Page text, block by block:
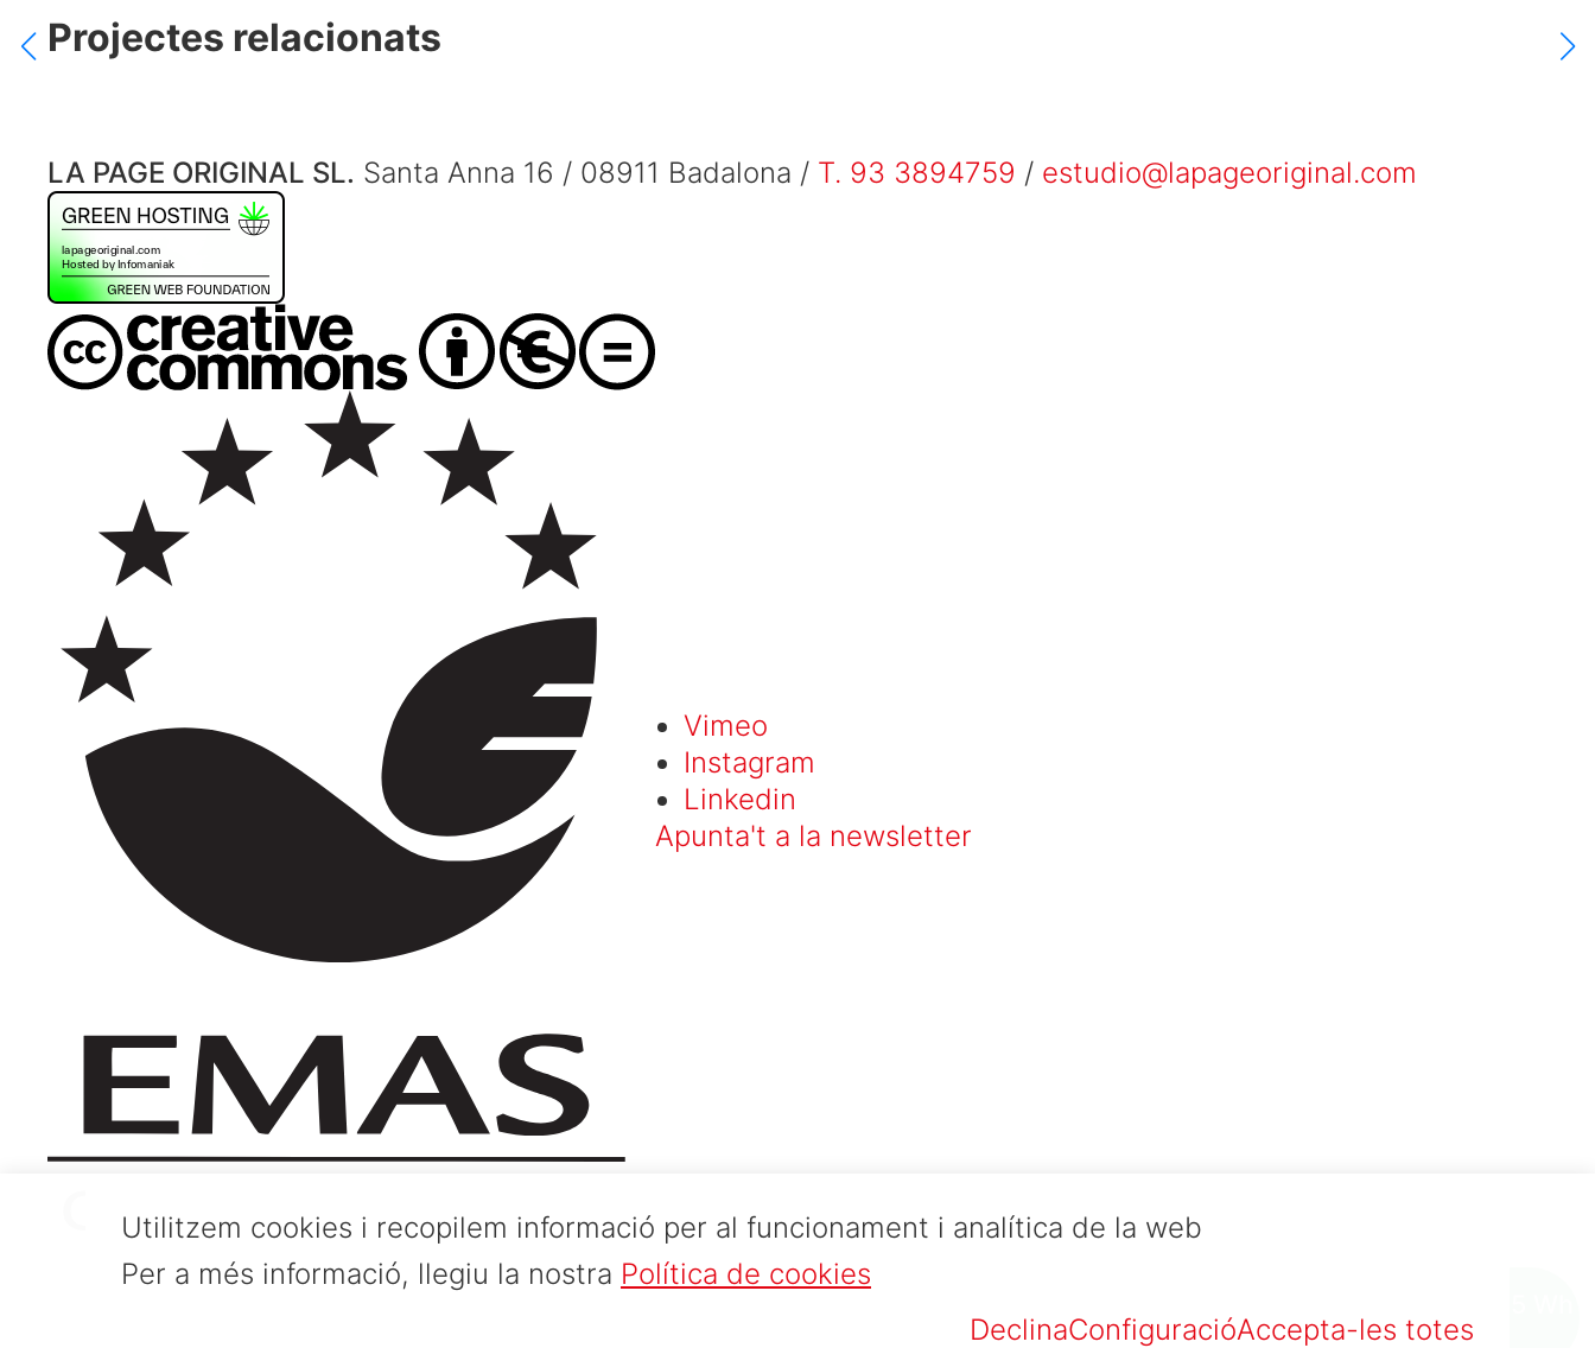
Projectes relacionats
LA PAGE ORIGINAL SL. Santa Anna 16 / 08911 Badalona / T. 93 3894759 / estudio@lapageoriginal.com
Vimeo
Instagram
Linkedin
Apunta't a la newsletter
Utilitzem cookies i recopilem informació per al funcionament i analítica de la web
Per a més informació, llegiu la nostra Política de cookies
DeclinaConfiguracióAccepta-les totes